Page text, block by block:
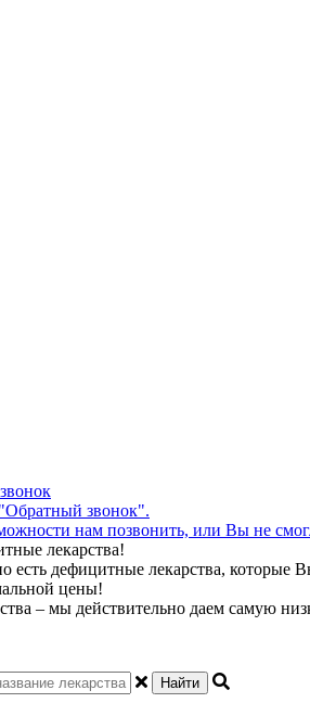
звонок".
нам позвонить, или Вы не
лекарства!
есть дефицитные лекарства, которые
цены!
– мы действительно даем самую
Найти